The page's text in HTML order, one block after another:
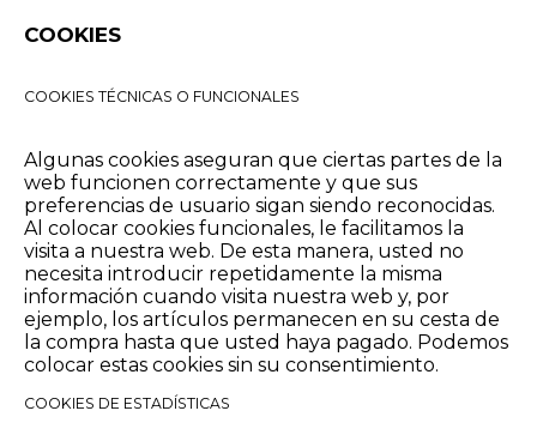
COOKIES
COOKIES TÉCNICAS O FUNCIONALES
Algunas cookies aseguran que ciertas partes de la
web funcionen correctamente y que sus
preferencias de usuario sigan siendo reconocidas.
Al colocar cookies funcionales, le facilitamos la
visita a nuestra web. De esta manera, usted no
necesita introducir repetidamente la misma
información cuando visita nuestra web y, por
ejemplo, los artículos permanecen en su cesta de
la compra hasta que usted haya pagado. Podemos
colocar estas cookies sin su consentimiento.
COOKIES DE ESTADÍSTICAS